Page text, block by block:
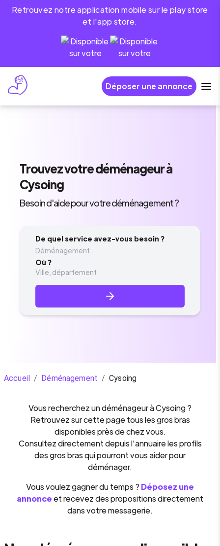
Retrouvez notre application mobile sur le play store
et l'app store.
Déposer une annonce
Trouvezvotre déménageurà
Cysoing
Besoin d'aide pour votre déménagement ?
De quel service avez-vous besoin ?
Déménagement...
Où ?
Accueil / Déménagement / Cysoing
Vous recherchez undéménageuràCysoing?
Retrouvez sur cette page tous les gros bras
disponibles près de chez vous.
Consultez directement depuis l'annuaire les profils
des gros bras qui pourront vous aider pour
déménager.
Vous voulez gagner du temps ? Déposez une
annonceet recevez des propositions directement
dans votre messagerie.